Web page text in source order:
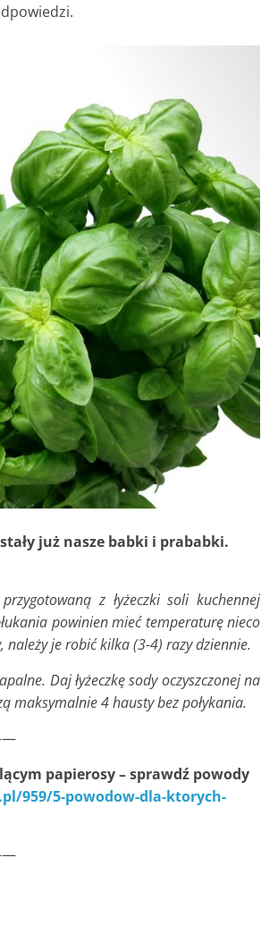
już nasze babki i prababki.
z łyżeczki soli kuchennej
powinien mieć temperaturę nieco
należy je robić kilka (3-4) razy dziennie.
Daj łyżeczkę sody oczyszczonej na
maksymalnie 4 hausty bez połykania.
papierosy – sprawdź powody
959/5-powodow-dla-ktorych-